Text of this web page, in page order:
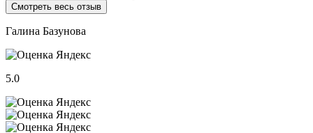
Смотреть весь отзыв
Галина Базунова
5.0